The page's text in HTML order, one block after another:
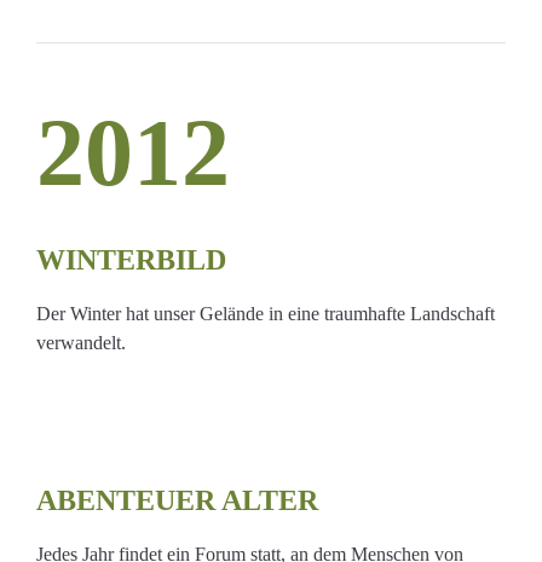
2012
WINTERBILD
Der Winter hat unser Gelände in eine traumhafte Landschaft
verwandelt.
ABENTEUER ALTER
Jedes Jahr findet ein Forum statt, an dem Menschen von